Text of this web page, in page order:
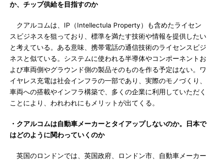
か、チップ供給を目指すのか
クアルコムは、IP（Intellectula Property）も含めたライセン
スビジネスを狙っており、標準を満たす技術や情報を提供したい
と考えている。ある意味、携帯電話の通信技術のライセンスビジ
ネスと似ている。システムに使われる半導体やコンポーネントお
よび車両側やグラウンド側の製品そのものを作る予定はない。ワ
イヤレス充電は社会インフラの一部であり、実際のモノづくり、
車両への搭載やインフラ構築で、多くの企業に利用していただく
ことにより、われわれにもメリットが出てくる。
・クアルコムは自動車メーカーとタイアップしないのか。日本で
はどのように関わっていくのか
英国のロンドンでは、英国政府、ロンドン市、自動車メーカー